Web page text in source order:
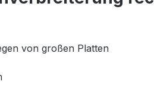
von großen Platten